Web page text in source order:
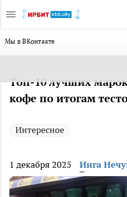
Мы в ВКонтакте
Топ-10 лучших
кофе по итогам
Интересное
1 декабря 2025 Инга